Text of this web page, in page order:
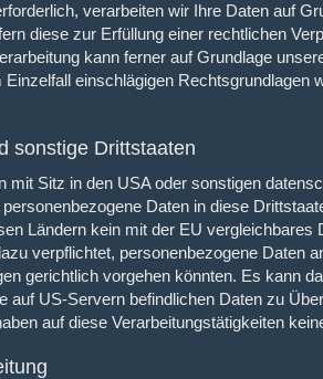
verarbeiten wir Ihre Daten auf
diese zur Erfüllung einer rechtlichen
kann ferner auf Grundlage
einschlägigen Rechtsgrundlagen
sonstige Drittstaaten
mit Sitz in den USA oder sonstigen
Daten in diese
Ländern kein mit der EU vergleichbares
verpflichtet, personenbezogene Daten
gerichtlich vorgehen könnten. Es kann
auf US-Servern befindlichen Daten zu
auf diese Verarbeitungstätigkeiten